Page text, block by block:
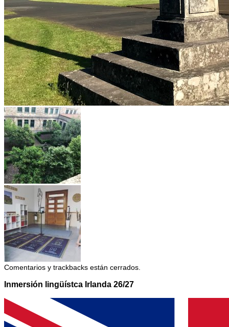
Comentarios y trackbacks están cerrados.
Inmersión lingüístca Irlanda 26/27